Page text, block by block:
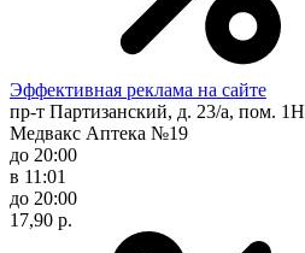
Эффективная реклама на сайте
пр-т Партизанский, д. 23/а, пом. 1Н
Медвакс Аптека №19
до 20:00
в 11:01
до 20:00
17,90 р.